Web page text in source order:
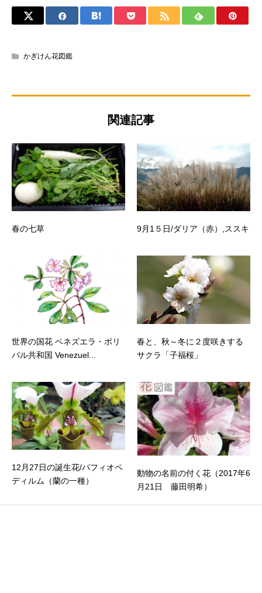
かぎけん花図鑑
関連記事
春の七草 9月1５日/ダリア（赤）,ススキ
世界の国花 ベネズエラ・ボリ
バル共和国 Venezuel...
春と、秋～冬に２度咲きする
サクラ「子福桜」
12月27日の誕生花/パフィオペ
ディルム（蘭の一種）
動物の名前の付く花（2017年6
月21日 藤田明希）